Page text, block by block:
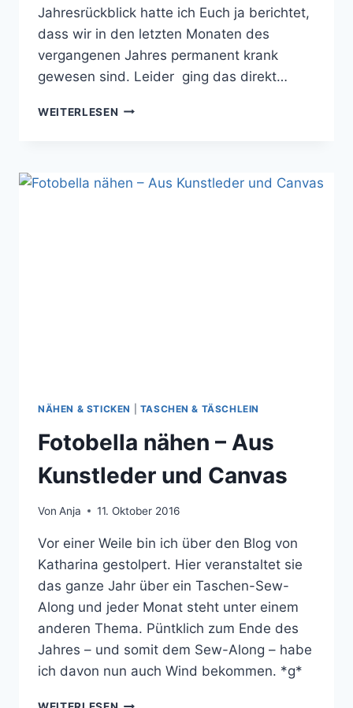
Jahresrückblick hatte ich Euch ja berichtet,
dass wir in den letzten Monaten des
vergangenen Jahres permanent krank
gewesen sind. Leider ging das direkt…
WEITERLESEN FARBENMIX
EIN“
NÄHEN & STICKEN TASCHEN & TÄSCHLEIN
Fotobella nähen – Aus
Kunstleder und Canvas
Von Anja 11. Oktober 2016
Vor einer Weile bin ich über den Blog von
Katharina gestolpert. Hier veranstaltet sie
das ganze Jahr über ein Taschen-Sew-
Along und jeder Monat steht unter einem
anderen Thema. Püntklich zum Ende des
Jahres – und somit dem Sew-Along – habe
ich davon nun auch Wind bekommen. *g*
FOTOBELLA